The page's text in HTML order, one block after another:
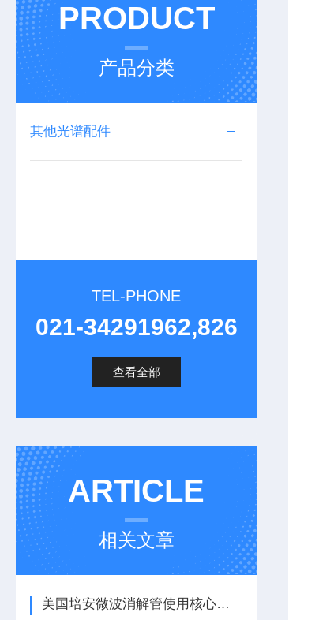
PRODUCT
产品分类
其他光谱配件
TEL-PHONE
021-34291962,826
查看全部
ARTICLE
相关文章
美国培安微波消解管使用核心注意事项